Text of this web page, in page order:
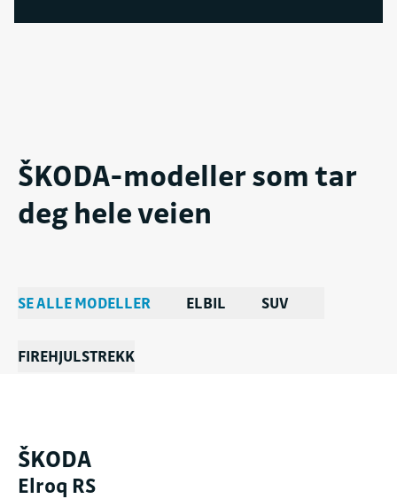
ŠKODA-modeller som tar
deg hele veien
SE ALLE MODELLER ELBIL SUV
FIREHJULSTREKK
ŠKODA
Elroq RS